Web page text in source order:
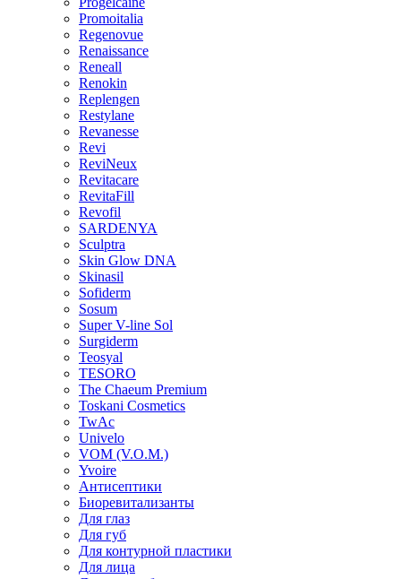
Promoitalia
Regenovue
Renaissance
Reneall
Renokin
Replengen
Restylane
Revanesse
Revi
ReviNeux
Revitacare
RevitaFill
Revofil
SARDENYA
Sculptra
Skin Glow DNA
Skinasil
Sofiderm
Sosum
Super V-line Sol
Surgiderm
Teosyal
TESORO
The Chaeum Premium
Toskani Cosmetics
TwAc
Univelo
VOM (V.O.M.)
Yvoire
Антисептики
Биоревитализанты
Для глаз
Для губ
Для контурной пластики
Для лица